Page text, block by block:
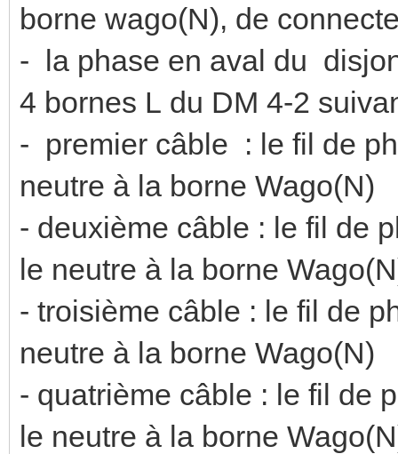
borne wago(N), de
- la phase en aval du
4 bornes L du DM 4-2
- premier câble : le fil de
neutre à la borne Wago(N)
- deuxième câble : le fil de
le neutre à la borne
- troisième câble : le fil de
neutre à la borne Wago(N)
- quatrième câble : le fil de
le neutre à la borne